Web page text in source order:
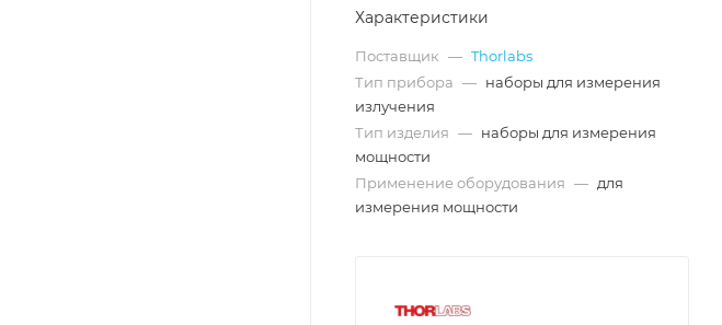
Характеристики
Поставщик — Thorlabs
Тип прибора — наборы для измерения
излучения
Тип изделия — наборы для измерения
мощности
Применение оборудования — для
измерения мощности